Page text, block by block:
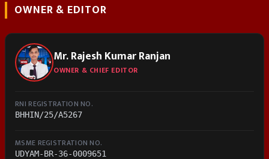
OWNER & EDITOR
Mr. Rajesh Kumar Ranjan
OWNER & CHIEF EDITOR
RNI REGISTRATION NO.
BHHIN/25/A5267
MSME REGISTRATION NO.
UDYAM-BR-36-0009651